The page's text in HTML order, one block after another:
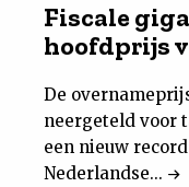
Fiscale
hoofdprijs
De
neergeteld voor
een nieuw
Nederlandse...